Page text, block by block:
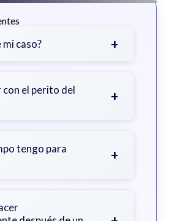
caso? +
sus lesiones, facturas
fuera del trabajo y
con el perito del
+
abogado para evitar
que perjudiquen su
tengo para
+
Consulte para